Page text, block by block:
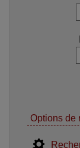
Options de